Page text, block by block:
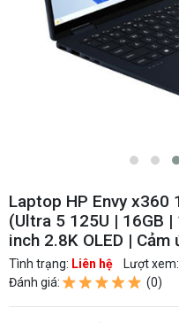
Laptop HP Envy x360
(Ultra 5 125U | 16GB
inch 2.8K OLED |
Tình trạng: Liên hệ Lượt xem:
Đánh giá:
(0)